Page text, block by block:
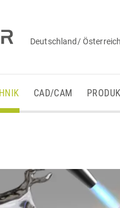
Deutschland/
CAD/CAM